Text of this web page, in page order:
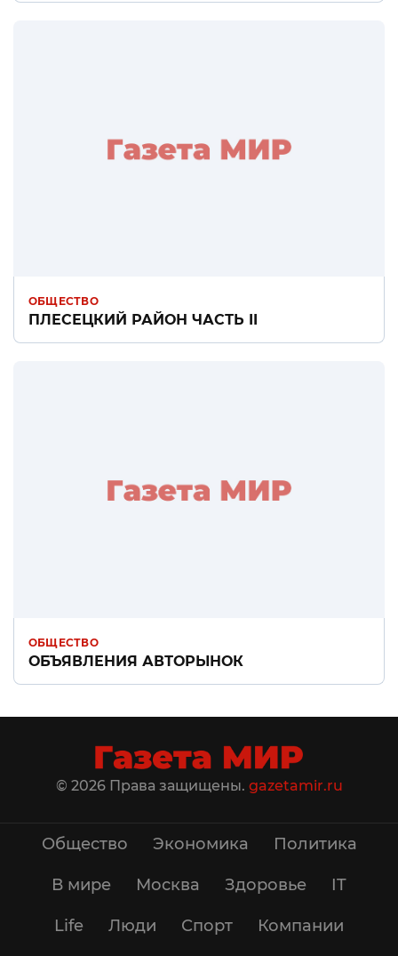
ОБЩЕСТВО
ПЛЕСЕЦКИЙ РАЙОН ЧАСТЬ II
ОБЩЕСТВО
ОБЪЯВЛЕНИЯ АВТОРЫНОК
© 2026 Права защищены. gazetamir.ru
Общество Экономика Политика
В мире Москва Здоровье IT
Life Люди Спорт Компании